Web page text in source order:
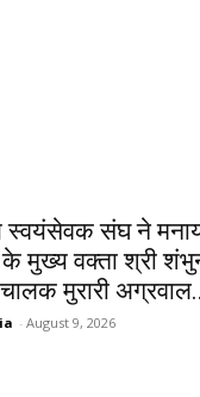
स्वयंसेवक संघ ने
मुख्य वक्ता श्री
मुरारी
- August 9, 2026